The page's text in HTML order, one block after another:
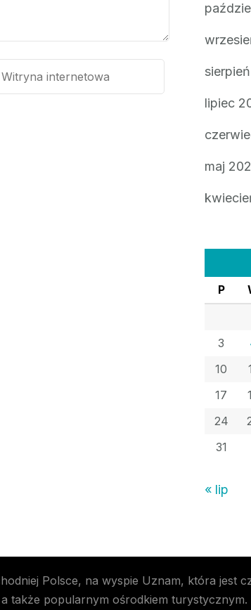
lipiec
maj
P
3
10
17
24
31
« lip
Polsce, na wyspie Uznam, która jest
także popularnym ośrodkiem turystycznym.